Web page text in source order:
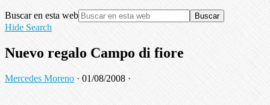
Buscar en esta web
Hide Search
Nuevo regalo Campo di fiore
Mercedes Moreno · 01/08/2008 ·